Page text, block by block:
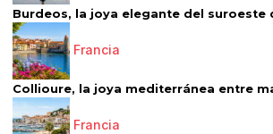
Burdeos, la joya elegante del suroeste
Francia
Collioure, la joya mediterránea entre
Francia